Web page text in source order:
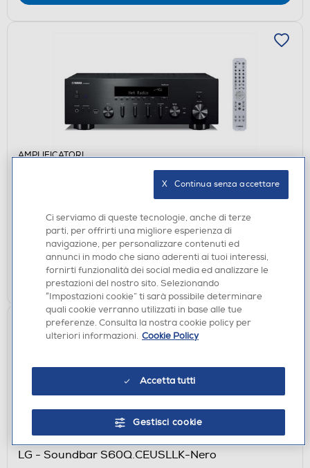
AMPLIFICATORI
YAMAHA - Amplificatore integrato R-N600ABL-
Acquisto online:non disponibile
Ritiro in negozio in 30' gratuito:verifica
CERCA NEGOZIO
SOUNDBAR E HOME THEATRE
LG - Soundbar S60Q.CEUSLLK-Nero
Ci serviamo di queste tecnologie, anche di terze
parti, per offrirti una migliore esperienza di
navigazione, per personalizzare contenuti ed
annunci in modo che siano aderenti ai tuoi interessi,
fornirti funzionalità dei social media ed analizzare le
prestazioni del nostro sito. Selezionando
“Impostazioni cookie” ti sarà possibile determinare
quali cookie verranno utilizzati in base alle tue
preferenze. Consulta la nostra cookie policy per
ulteriori informazioni. Cookie Policy
Accetta tutti
Gestisci cookie
X   Continua senza accettare